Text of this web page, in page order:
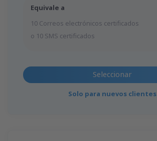
Equivale a
10 Correos electrónicos certificados
o 10 SMS certificados
Seleccionar
Solo para nuevos clientes